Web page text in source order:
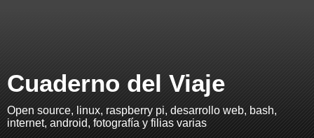
Cuaderno del Viaje
Open source, linux, raspberry pi, desarrollo web, bash,
internet, android, fotografía y filias varias